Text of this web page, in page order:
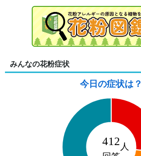
みんなの花粉症状
今日の症状は？